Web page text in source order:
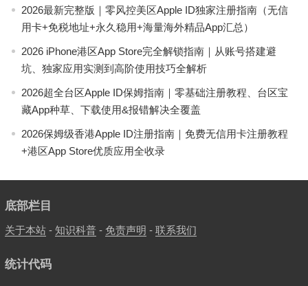
2026最新完整版｜零风控美区Apple ID独家注册指南（无信
用卡+免税地址+永久稳用+海量海外精品App汇总）
2026 iPhone港区App Store完全解锁指南｜从账号搭建避
坑、独家应用实测到高阶使用技巧全解析
2026超全台区Apple ID保姆指南｜零基础注册教程、台区宝
藏App种草、下载使用&报错解决全覆盖
2026保姆级香港Apple ID注册指南｜免费无信用卡注册教程
+港区App Store优质应用全收录
底部栏目
关于本站- 知识科普- 免责声明 - 联系我们
统计代码